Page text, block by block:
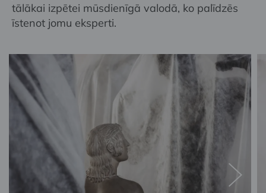
tālākai izpētei mūsdienīgā valodā, ko palīdzēs
īstenot jomu eksperti.